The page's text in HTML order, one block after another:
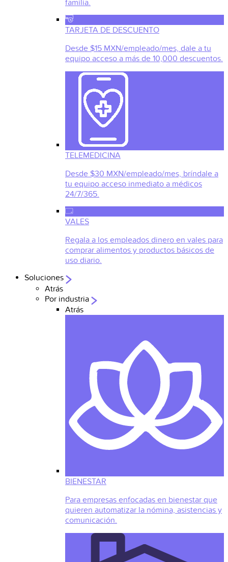
familia.
TARJETA DE DESCUENTO
Desde $15 MXN/empleado/mes, dale a tu
equipo acceso a más de 10,000 descuentos.
TELEMEDICINA
Desde $30 MXN/empleado/mes, bríndale a
tu equipo acceso inmediato a médicos
24/7/365.
VALES
Regala a los empleados dinero en vales para
comprar alimentos y productos básicos de
uso diario.
Soluciones
Atrás
Por industria
Atrás
BIENESTAR
Para empresas enfocadas en bienestar que
quieren automatizar la nómina, asistencias y
comunicación.